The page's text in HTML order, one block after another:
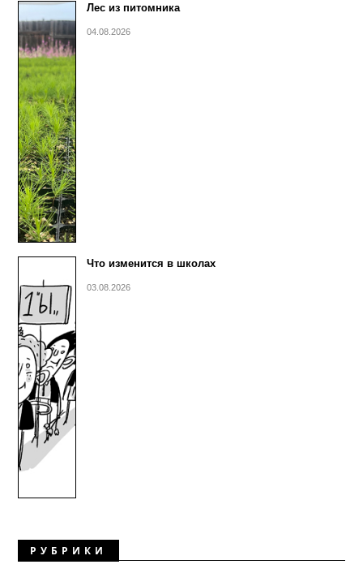
Лес из питомника
04.08.2026
Что изменится в школах
03.08.2026
РУБРИКИ